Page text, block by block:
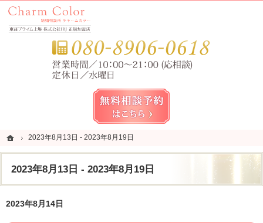
ホーム
2023年8月13日 - 2023年8月19日
2023年8月13日 - 2023年8月19日
錦糸町・亀戸・平井の結婚相談所なら当相談所へ。
錦糸町・亀戸・平井の結婚相談所なら短期成婚を目指すCharm Color (チャームカラー)
2023年8月14日
ホーム
2023年8月13日 - 2023年8月19日